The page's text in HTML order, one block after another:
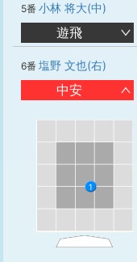
5番 小林 将大(中)
遊飛
6番 塩野 文也(右)
中安
1